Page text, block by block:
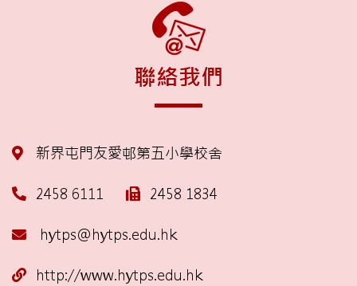
聯絡我們
新界屯門友愛邨第五小學校舍
2458 6111 2458 1834
hytps@hytps.edu.hk
http://www.hytps.edu.hk